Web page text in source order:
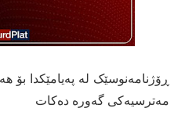
ڕۆژنامەنوسێک لە پەیامێکدا
مەترسیەکی گەورە دەکات